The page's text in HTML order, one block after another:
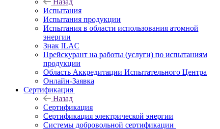
Назад
Испытания
Испытания продукции
Испытания в области использования атомной
энергии
Знак ILAC
Прейскурант на работы (услуги) по испытаниям
продукции
Область Аккредитации Испытательного Центра
Онлайн-Заявка
Сертификация
Назад
Сертификация
Сертификация электрической энергии
Системы добровольной сертификации